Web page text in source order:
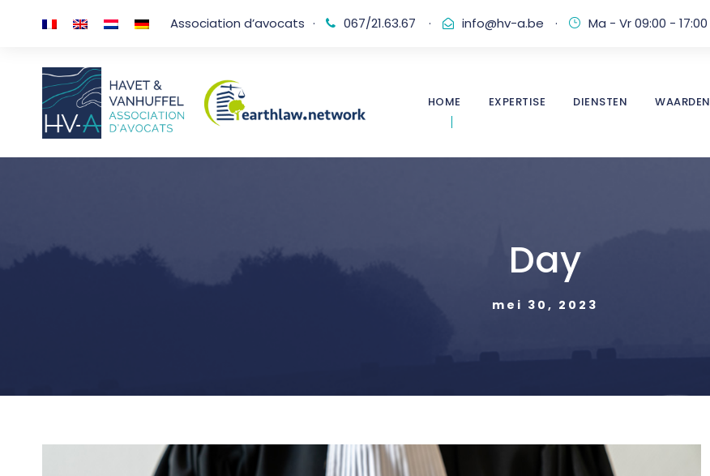
Association d’avocats · 067/21.63.67 · info@hv-a.be · Ma - Vr 09:00 - 17:00
HOME EXPERTISE DIENSTEN WAARDEN
Day
mei 30, 2023